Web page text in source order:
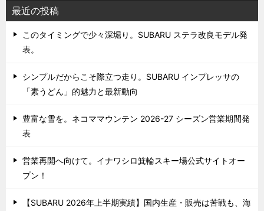
最近の投稿
このタイミングで少々深堀り。SUBARU ステラ改良モデル発
表。
シンプルだからこそ際立つ走り。SUBARU インプレッサの
「素うどん」的魅力と最新動向
豊富な雪を。ネコママウンテン 2026-27 シーズン営業期間発
表
営業再開へ向けて。イナワシロ箕輪スキー場公式サイトオー
プン！
【SUBARU 2026年上半期実績】国内生産・販売は苦戦も、海